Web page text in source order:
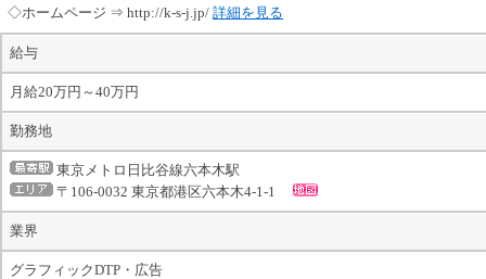
◇ホームページ ⇒ http://k-s-j.jp/ 詳細を見る
給与
月給20万円～40万円
勤務地
東京メトロ日比谷線六本木駅
〒106-0032 東京都港区六本木4-1-1
業界
グラフィックDTP・広告